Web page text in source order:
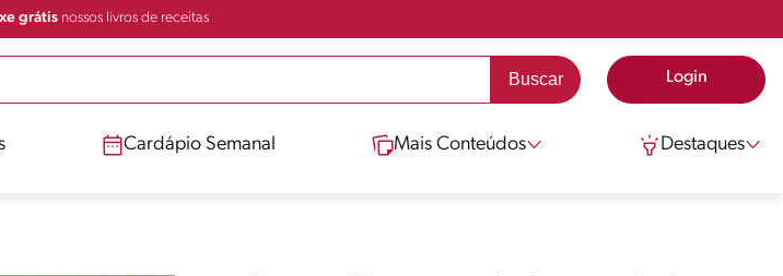
grátisnossos livros de receitas
Login
Cardápio Semanal Mais Conteúdos Destaques